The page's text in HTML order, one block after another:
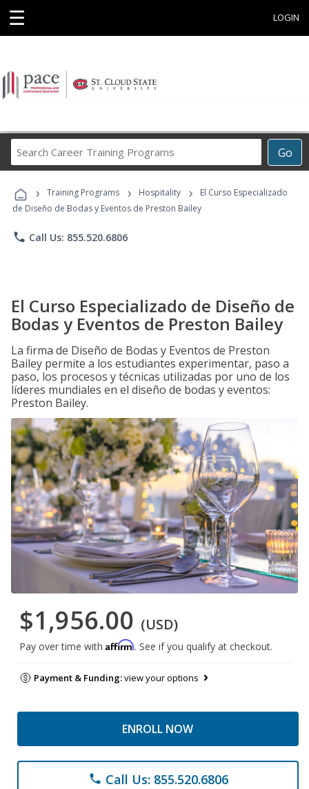
☰ LOGIN
Go
Career
Programs
› Training Programs › Hospitality ›
El Curso Especializado
de Diseño de Bodas y Eventos de Preston Bailey
phone Call Us: 855.520.6806
El Curso Especializado de Diseño de
Bodas y Eventos de Preston Bailey
La firma de Diseño de Bodas y Eventos de Preston
Bailey permite a los estudiantes experimentar, paso a
paso, los procesos y técnicas utilizadas por uno de los
líderes mundiales en el diseño de bodas y eventos:
Preston Bailey.
$1,956.00 (USD)
Pay over time with Affirm. See if you qualify at checkout.
Payment & Funding:view your options
ENROLL NOW
phone Call Us: 855.520.6806